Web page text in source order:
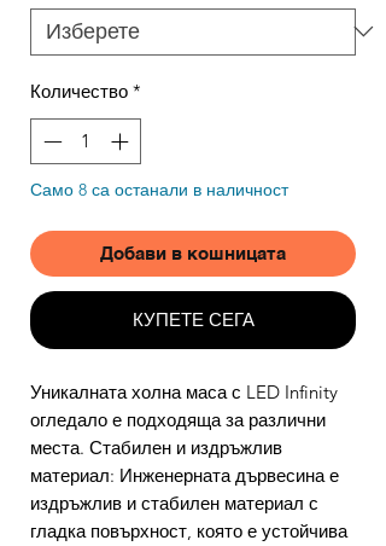
Количество *
Само 8 са останали в наличност
Добави в кошницата
КУПЕТЕ СЕГА
Уникалната холна маса с LED Infinity
огледало е подходяща за различни
места. Стабилен и издръжлив
материал: Инженерната дървесина е
издръжлив и стабилен материал с
гладка повърхност, която е устойчива